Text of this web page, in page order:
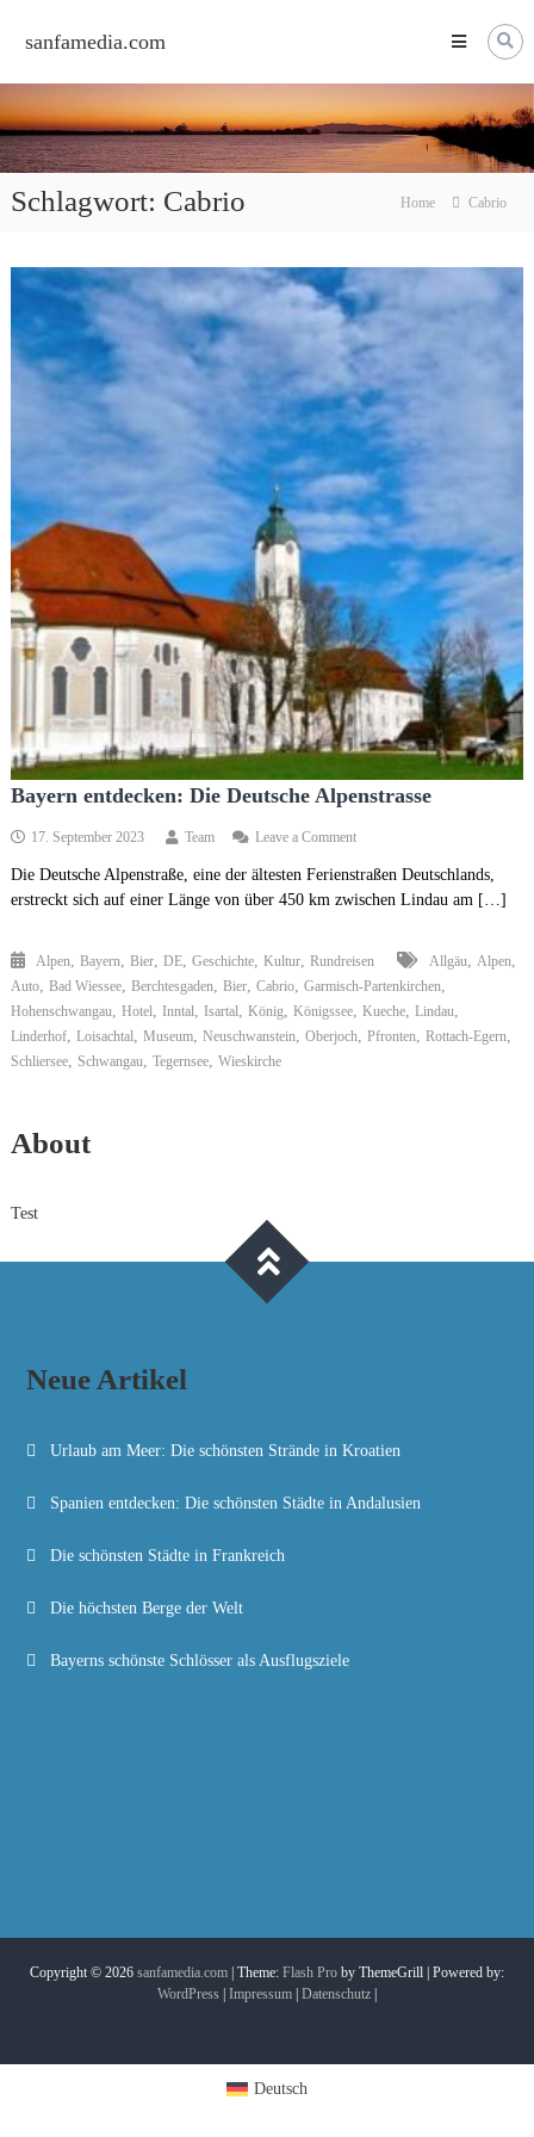
sanfamedia.com
Schlagwort: Cabrio Home Cabrio
Bayern entdecken: Die Deutsche Alpenstrasse
17. September 2023 Team Leave a Commenton
entdecken:
Die
Die Deutsche Alpenstraße, eine der ältesten Ferienstraßen Deutschlands,
erstreckt sich auf einer Länge von über 450 km zwischen Lindau am […]
Alpen Bayern Bier, DE, Geschichte, Kultur, Rundreisen Allgäu Alpen
Auto, Bad Wiessee, Berchtesgaden Bier, Cabrio, Garmisch-Partenkirchen
Hohenschwangau Hotel Inntal Isartal König Königssee, Kueche, Lindau
Linderhof, Loisachtal Museum, Neuschwanstein Oberjoch Pfronten Rottach-Egern
Schliersee, Schwangau Tegernsee, Wieskirche
About
Test
Neue Artikel
Urlaub am Meer: Die schönsten Strände in Kroatien
Spanien entdecken: Die schönsten Städte in Andalusien
Die schönsten Städte in Frankreich
Die höchsten Berge der Welt
Bayerns schönste Schlösser als Ausflugsziele
Copyright © 2026 sanfamedia.com | Theme: Flash Pro by ThemeGrill | Powered by:
WordPress | Impressum | Datenschutz |
Deutsch